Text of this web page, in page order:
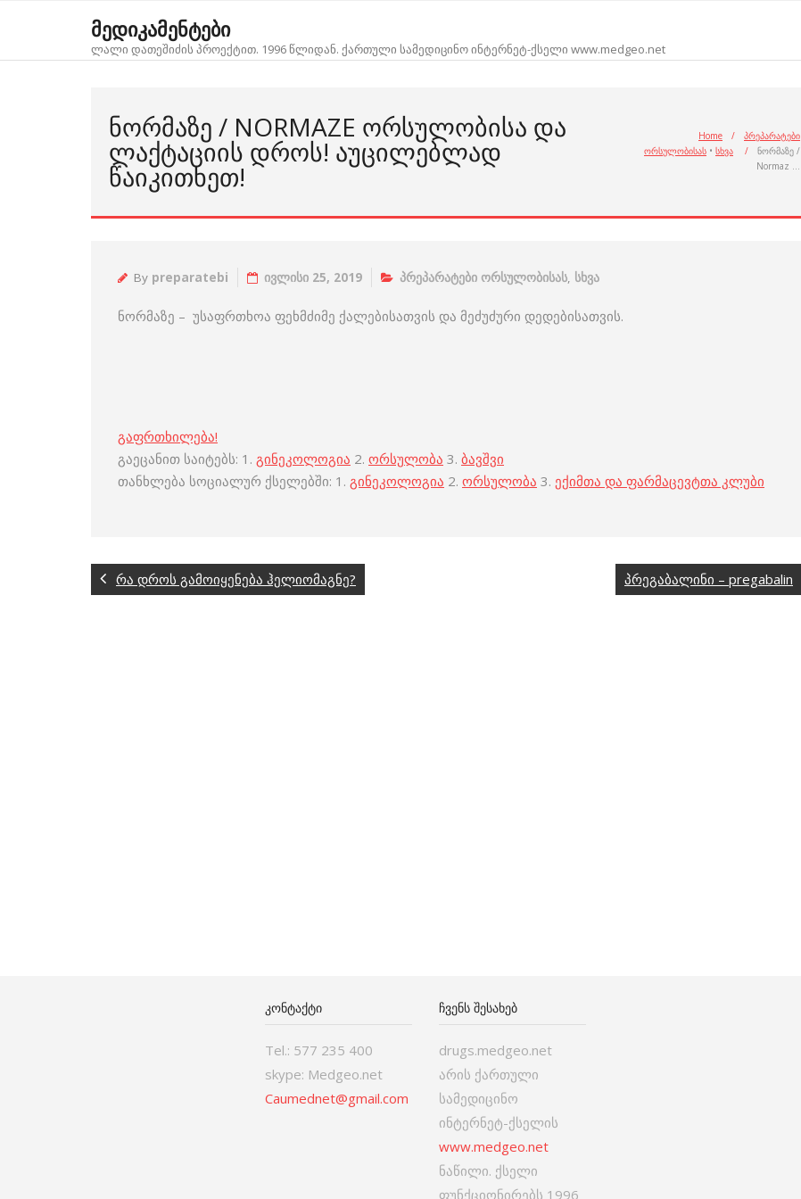
მედიკამენტები
ლალი დათეშიძის პროექტით. 1996 წლიდან. ქართული სამედიცინო ინტერნეტ-ქსელი www.medgeo.net
ᲜᲝᲠᲛᲐᲖᲔ / NORMAZE ᲝᲠᲡᲣᲚᲝᲑᲘᲡᲐ ᲓᲐ
ᲚᲐᲥᲢᲐᲪᲘᲘᲡ ᲓᲠᲝᲡ! ᲐᲣᲪᲘᲚᲔᲑᲚᲐᲓ
ᲬᲐᲘᲙᲘᲗᲮᲔᲗ!
Home /
პრეპარატები
ორსულობისას • სხვა /
ნორმაზე /
Normaz …
By preparatebi ივლისი 25, 2019 პრეპარატები ორსულობისას, სხვა
ნორმაზე – უსაფრთხოა ფეხმძიმე ქალებისათვის და მეძუძური დედებისათვის.
გაფრთხილება!
გაეცანით საიტებს: 1. გინეკოლოგია 2. ორსულობა 3. ბავშვი
თანხლება სოციალურ ქსელებში: 1. გინეკოლოგია 2. ორსულობა 3. ექიმთა და ფარმაცევტთა კლუბი
რა დროს გამოიყენება ჰელიომაგნე? პრეგაბალინი – pregabalin
ᲙᲝᲜᲢᲐᲥᲢᲘ
Tel.: 577 235 400
skype: Medgeo.net
Caumednet@gmail.com
ᲩᲕᲔᲜᲡ ᲨᲔᲡᲐᲮᲔᲑ
drugs.medgeo.net
არის ქართული
სამედიცინო
ინტერნეტ-ქსელის
www.medgeo.net
ნაწილი. ქსელი
ფუნქციონირებს 1996